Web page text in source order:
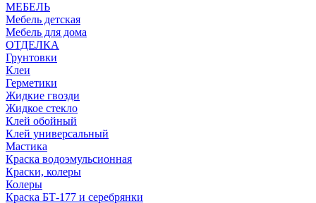
МЕБЕЛЬ
Мебель детская
Мебель для дома
ОТДЕЛКА
Грунтовки
Клеи
Герметики
Жидкие гвозди
Жидкое стекло
Клей обойный
Клей универсальный
Мастика
Краска водоэмульсионная
Краски, колеры
Колеры
Краска БТ-177 и серебрянки